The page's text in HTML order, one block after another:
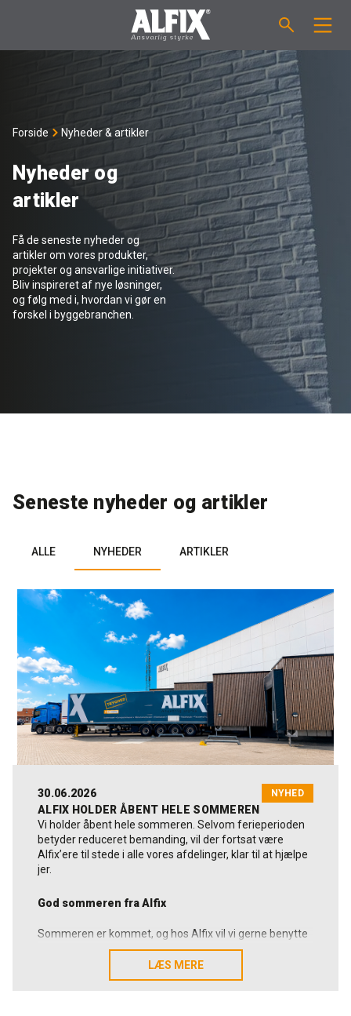
Støbemasse ”Mix”
Spartelmasse ”Mix”
Vådrumsmembraner
Fliseklæber "Fix"
Primere / Bindere
Downloads
VEJLEDNINGER
FORBRUGSBEREGNER
OM ALFIX
Om Alfix
Ansvarlighed
NYHEDER & ARTIKLER
DK
Forside Nyheder & artikler
Nyheder og
artikler
Få de seneste nyheder og
artikler om vores produkter,
projekter og ansvarlige initiativer.
Bliv inspireret af nye løsninger,
og følg med i, hvordan vi gør en
forskel i byggebranchen.
Seneste nyheder og artikler
ALLE NYHEDER ARTIKLER
30.06.2026 NYHED
ALFIX HOLDER ÅBENT HELE SOMMEREN
Vi holder åbent hele sommeren. Selvom ferieperioden
betyder reduceret bemanding, vil der fortsat være
Alfix’ere til stede i alle vores afdelinger, klar til at hjælpe
jer.
God sommeren fra Alfix
Sommeren er kommet, og hos Alfix vil vi gerne benytte
lejligheden til at ønske kunder, leverandører
samarbejdspartnere og kolleger en rigtig god sommer.
LÆS MERE
LÆS MERE